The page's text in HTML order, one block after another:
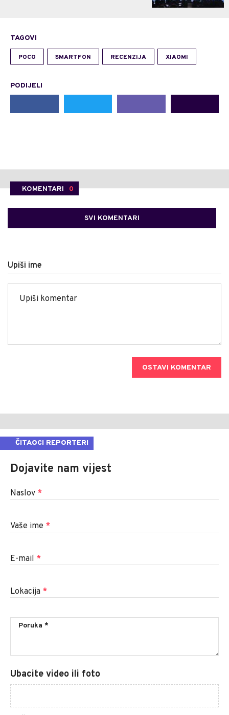
TAGOVI
POCO SMARTFON RECENZIJA XIAOMI
PODIJELI
KOMENTARI 0
SVI KOMENTARI
Upiši ime
OSTAVI KOMENTAR
ČITAOCI REPORTERI
Dojavite nam vijest
Naslov *
Vaše ime *
E-mail *
Lokacija *
Ubacite video ili foto